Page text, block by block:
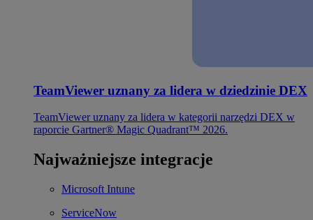
TeamViewer uznany za lidera w dziedzinie DEX
TeamViewer uznany za lidera w kategorii narzędzi DEX w
raporcie Gartner® Magic Quadrant™ 2026.
Najważniejsze integracje
Microsoft Intune
ServiceNow